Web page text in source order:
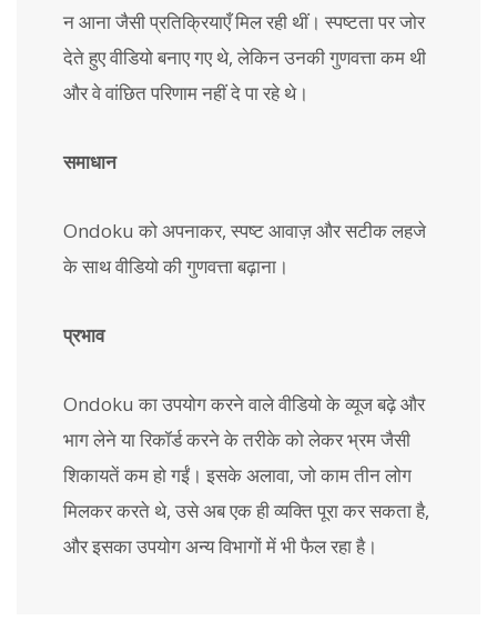
न आना जैसी प्रतिक्रियाएँ मिल रही थीं। स्पष्टता पर जोर
देते हुए वीडियो बनाए गए थे, लेकिन उनकी गुणवत्ता कम थी
और वे वांछित परिणाम नहीं दे पा रहे थे।
समाधान
Ondoku को अपनाकर, स्पष्ट आवाज़ और सटीक लहजे
के साथ वीडियो की गुणवत्ता बढ़ाना।
प्रभाव
Ondoku का उपयोग करने वाले वीडियो के व्यूज बढ़े और
भाग लेने या रिकॉर्ड करने के तरीके को लेकर भ्रम जैसी
शिकायतें कम हो गईं। इसके अलावा, जो काम तीन लोग
मिलकर करते थे, उसे अब एक ही व्यक्ति पूरा कर सकता है,
और इसका उपयोग अन्य विभागों में भी फैल रहा है।